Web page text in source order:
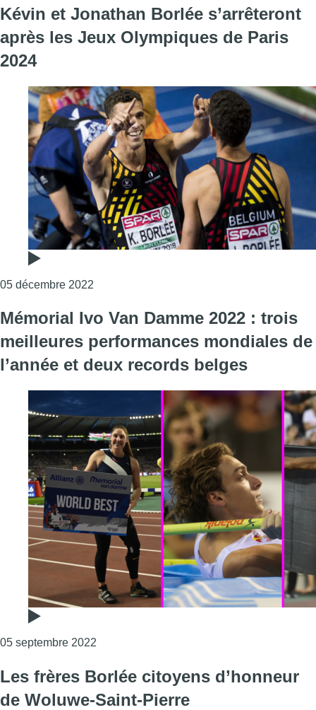
Kévin et Jonathan Borlée s’arrêteront
après les Jeux Olympiques de Paris
2024
05 décembre 2022
Mémorial Ivo Van Damme 2022 : trois
meilleures performances mondiales de
l’année et deux records belges
05 septembre 2022
Les frères Borlée citoyens d’honneur
de Woluwe-Saint-Pierre